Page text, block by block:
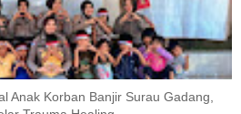
Anak Korban Banjir Surau Gadang,